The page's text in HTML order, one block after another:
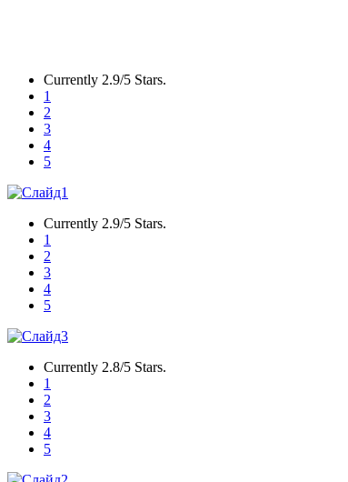
Currently 2.9/5 Stars.
1
2
3
4
5
Currently 2.9/5 Stars.
1
2
3
4
5
Currently 2.8/5 Stars.
1
2
3
4
5